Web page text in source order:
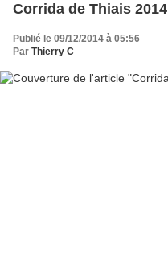
Corrida de Thiais 2014
Publié le 09/12/2014 à 05:56
Par Thierry C